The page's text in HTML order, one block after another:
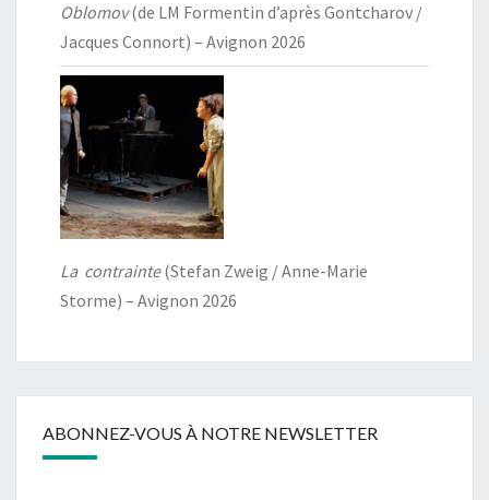
Oblomov(de LM Formentin d’après Gontcharov /
Jacques Connort) – Avignon 2026
La contrainte(Stefan Zweig / Anne-Marie
Storme) – Avignon 2026
ABONNEZ-VOUS À NOTRE NEWSLETTER